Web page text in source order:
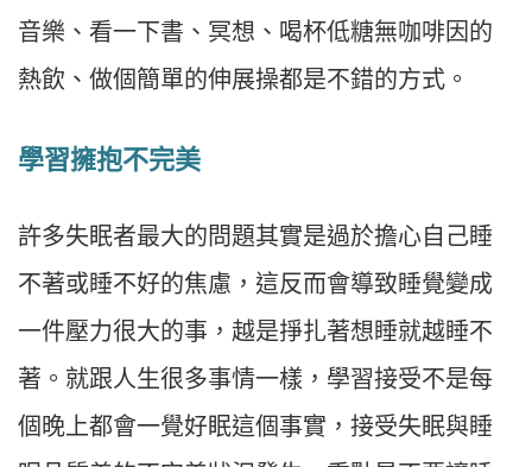
音樂、看一下書、冥想、喝杯低糖無咖啡因的
熱飲、做個簡單的伸展操都是不錯的方式。
學習擁抱不完美
許多失眠者最大的問題其實是過於擔心自己睡
不著或睡不好的焦慮，這反而會導致睡覺變成
一件壓力很大的事，越是掙扎著想睡就越睡不
著。就跟人生很多事情一樣，學習接受不是每
個晚上都會一覺好眠這個事實，接受失眠與睡